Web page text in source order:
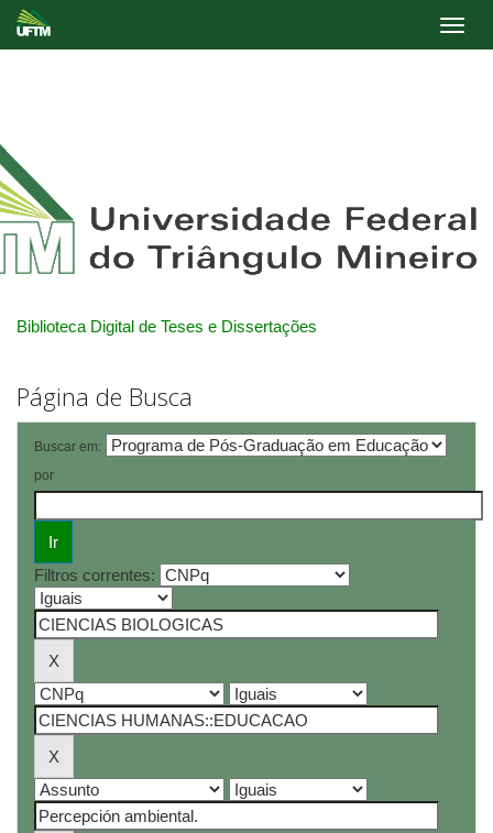
Biblioteca Digital de Teses e Dissertações
Página de Busca
Buscar em:
por
Filtros correntes: